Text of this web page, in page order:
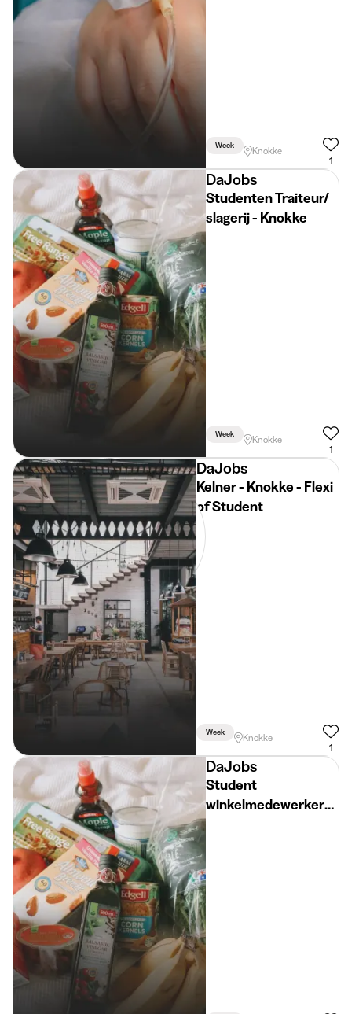
Week
Knokke
1
DaJobs
Studenten Traiteur/
slagerij - Knokke
Week
Knokke
1
DaJobs
Kelner - Knokke - Flexi
of Student
Week
Knokke
1
DaJobs
Student
winkelmedewerker
traiteur